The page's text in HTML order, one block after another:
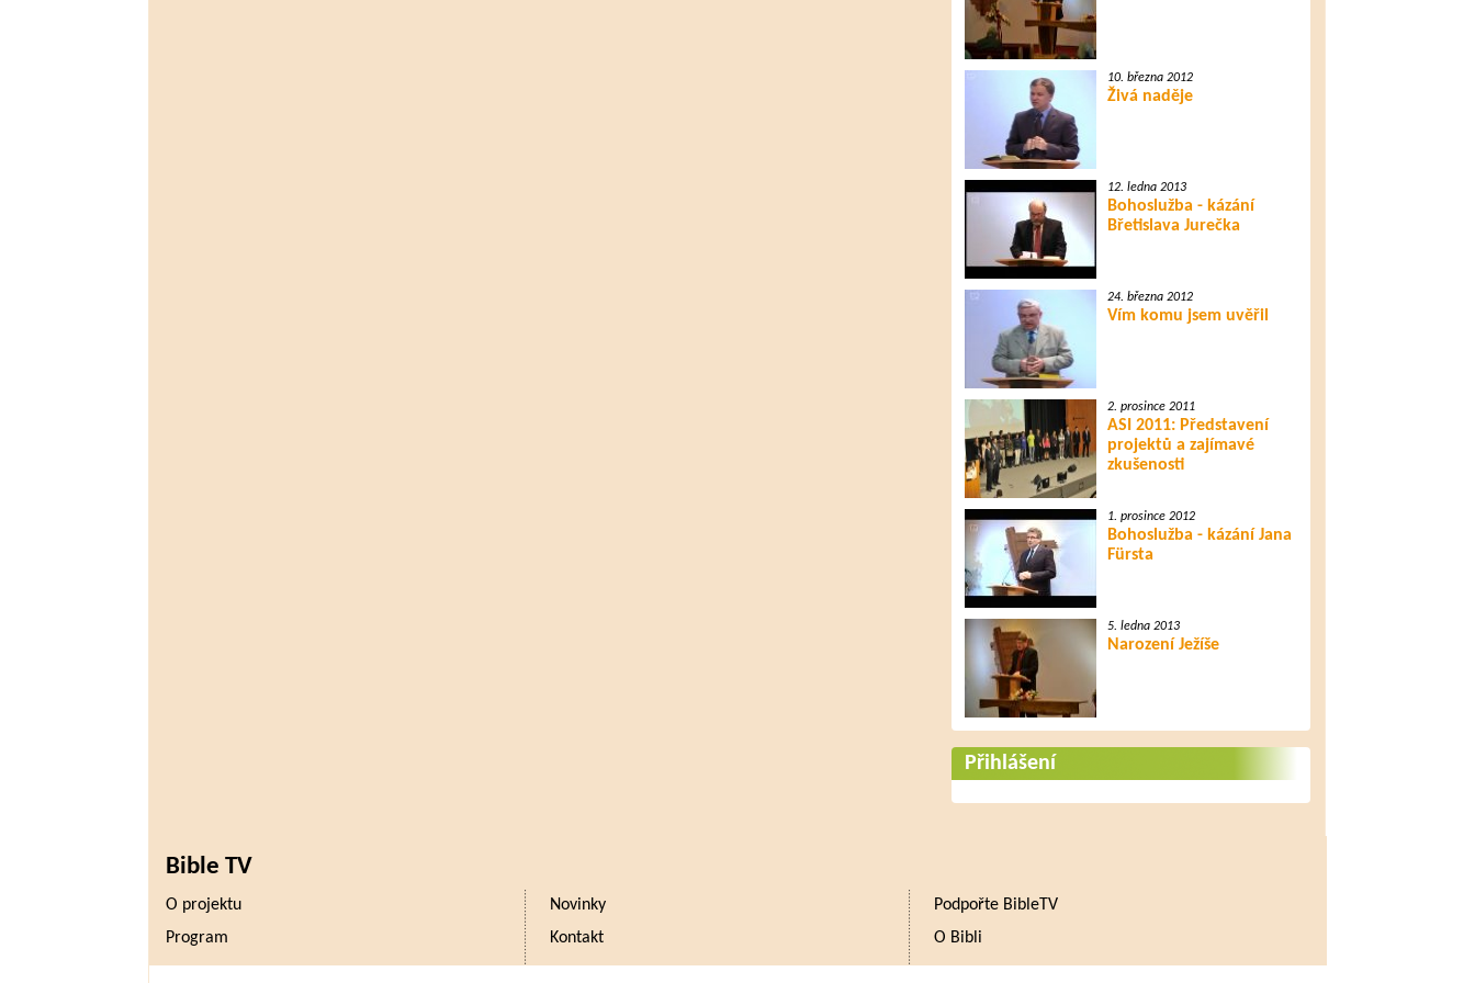
10. března 2012
Živá naděje
12. ledna 2013
Bohoslužba - kázání
Břetislava Jurečka
24. března 2012
Vím komu jsem uvěřil
2. prosince 2011
ASI 2011: Představení
projektů a zajímavé
zkušenosti
1. prosince 2012
Bohoslužba - kázání Jana
Fürsta
5. ledna 2013
Narození Ježíše
Přihlášení
Bible TV
O projektu Novinky
Podpořte BibleTV
Program
Kontakt O Bibli